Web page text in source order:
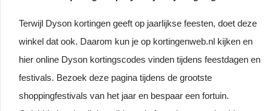
Terwijl Dyson kortingen geeft op jaarlijkse feesten, doet deze
winkel dat ook. Daarom kun je op kortingenweb.nl kijken en
hier online Dyson kortingscodes vinden tijdens feestdagen en
festivals. Bezoek deze pagina tijdens de grootste
shoppingfestivals van het jaar en bespaar een fortuin.